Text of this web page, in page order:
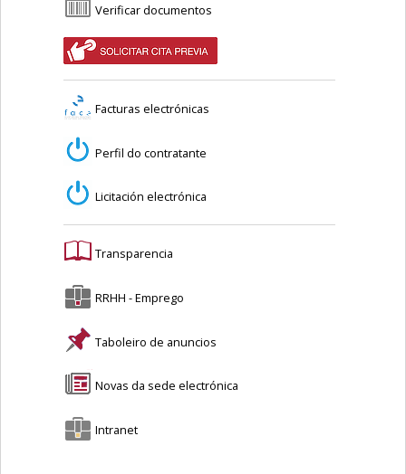
Verificar documentos
Facturas electrónicas
Perfil do contratante
Licitación electrónica
Transparencia
RRHH - Emprego
Taboleiro de anuncios
Novas da sede electrónica
Intranet